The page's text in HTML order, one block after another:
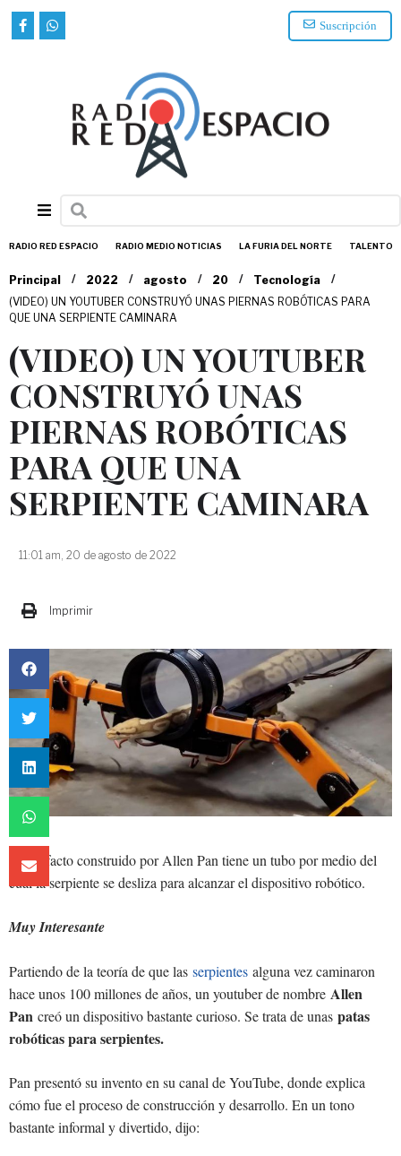
Suscripción
RADIO RED ESPACIO RADIO MEDIO NOTICIAS LA FURIA DEL NORTE TALENTO
Principal / 2022 / agosto / 20 / Tecnología
/
(VIDEO) UN YOUTUBER CONSTRUYÓ UNAS PIERNAS ROBÓTICAS PARA
QUE UNA SERPIENTE CAMINARA
(VIDEO) UN YOUTUBER
CONSTRUYÓ UNAS
PIERNAS ROBÓTICAS
PARA QUE UNA
SERPIENTE CAMINARA
11:01 am, 20 de agosto de 2022
Imprimir
El artefacto construido por Allen Pan tiene un tubo por medio del
cual la serpiente se desliza para alcanzar el dispositivo robótico.
Muy Interesante
Partiendo de la teoría de que las serpientes alguna vez caminaron
hace unos 100 millones de años, un youtuber de nombre Allen
Pan creó un dispositivo bastante curioso. Se trata de unas patas
robóticas para serpientes.
Pan presentó su invento en su canal de YouTube, donde explica
cómo fue el proceso de construcción y desarrollo. En un tono
bastante informal y divertido, dijo: